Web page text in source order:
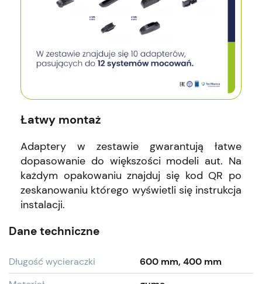
Łatwy montaż
Adaptery w zestawie gwarantują łatwe
dopasowanie do większości modeli aut. Na
każdym opakowaniu znajduj się kod QR po
zeskanowaniu którego wyświetli się instrukcja
instalacji.
Dane techniczne
Długość wycieraczki
600 mm, 400 mm